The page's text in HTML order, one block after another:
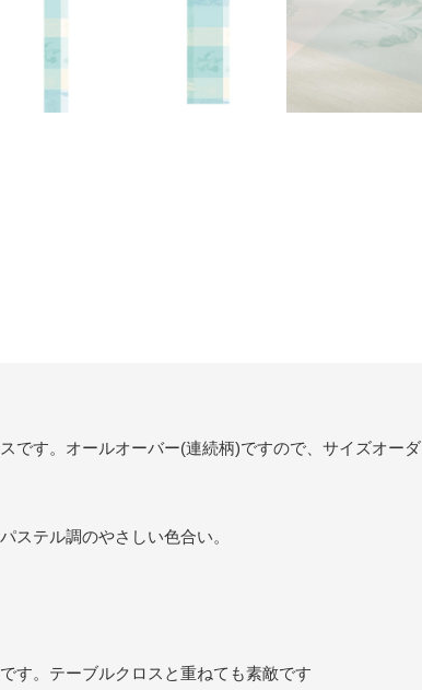
です。オールオーバー(連続柄)ですので、サイズオーダ
ステル調のやさしい色合い。
す。テーブルクロスと重ねても素敵です